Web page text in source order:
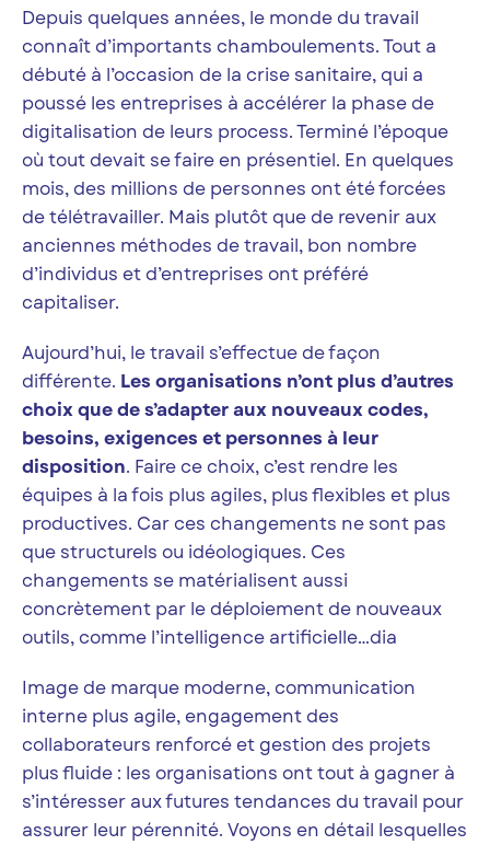
Depuis quelques années, le monde du travail
connaît d’importants chamboulements. Tout a
débuté à l’occasion de la crise sanitaire, qui a
poussé les entreprises à accélérer la phase de
digitalisation de leurs process. Terminé l’époque
où tout devait se faire en présentiel. En quelques
mois, des millions de personnes ont été forcées
de télétravailler. Mais plutôt que de revenir aux
anciennes méthodes de travail, bon nombre
d’individus et d’entreprises ont préféré
capitaliser.
Aujourd’hui, le travail s’effectue de façon
différente. Les organisations n’ont plus d’autres
choix que de s’adapter aux nouveaux codes,
besoins, exigences et personnes à leur
disposition. Faire ce choix, c’est rendre les
équipes à la fois plus agiles, plus flexibles et plus
productives. Car ces changements ne sont pas
que structurels ou idéologiques. Ces
changements se matérialisent aussi
concrètement par le déploiement de nouveaux
outils, comme l’intelligence artificielle…dia
Image de marque moderne, communication
interne plus agile, engagement des
collaborateurs renforcé et gestion des projets
plus fluide : les organisations ont tout à gagner à
s’intéresser aux futures tendances du travail pour
assurer leur pérennité. Voyons en détail lesquelles